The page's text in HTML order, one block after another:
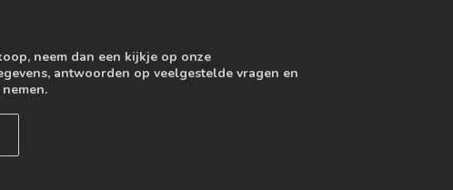
neem dan een kijkje op onze
antwoorden op veelgestelde vragen en